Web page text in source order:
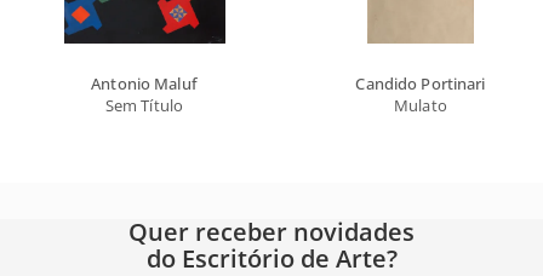
Antonio Maluf
Sem Título
Candido Portinari
Mulato
Quer receber novidades
do Escritório de Arte?